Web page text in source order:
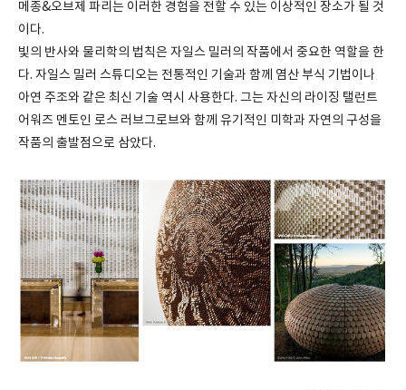
메종&오브제 파리는 이러한 경험을 전할 수 있는 이상적인 장소가 될 것
이다.
빛의 반사와 물리학의 법칙은 자일스 밀러의 작품에서 중요한 역할을 한
다. 자일스 밀러 스튜디오는 전통적인 기술과 함께 염산 부식 기법이나
아연 주조와 같은 최신 기술 역시 사용한다. 그는 자신의 라이징 탤런트
어워즈 멘토인 로스 러브그로브와 함께 유기적인 미학과 자연의 구성을
작품의 출발점으로 삼았다.